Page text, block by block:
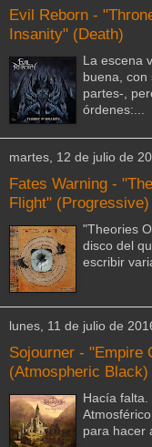
Evil Reborn -
Insanity" (Death)
La escena
buena, con
partes-,
órdenes:...
martes, 12 de julio de
Fates Warning -
Flight" (Progressive)
"Theories
disco del
escribir
lunes, 11 de julio de
Sojourner - "Empire
(Atmospheric Black)
Hacía
para hacer